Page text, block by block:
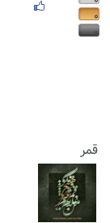
۰
۰
قمر